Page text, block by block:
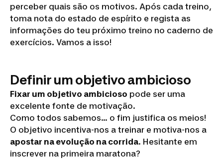
perceber quais são os motivos. Após cada treino,
toma nota do estado de espírito e regista as
informações do teu próximo treino no caderno de
exercícios. Vamos a isso!
Definir um objetivo ambicioso
Fixar um objetivo ambicioso pode ser uma
excelente fonte de motivação.
Como todos sabemos... o fim justifica os meios!
O objetivo incentiva-nos a treinar e motiva-nos a
apostar na evolução na corrida. Hesitante em
inscrever na primeira maratona?